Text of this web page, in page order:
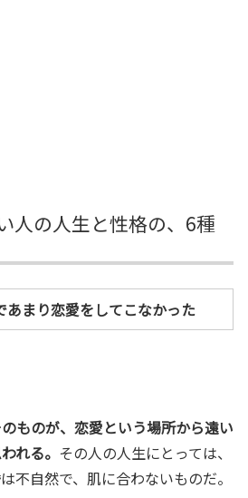
人の人生と性格の、6種
あまり恋愛をしてこなかった
ものが、恋愛という場所から遠い
れる。 その人の人生にとっては、
不自然で、肌に合わないものだ。